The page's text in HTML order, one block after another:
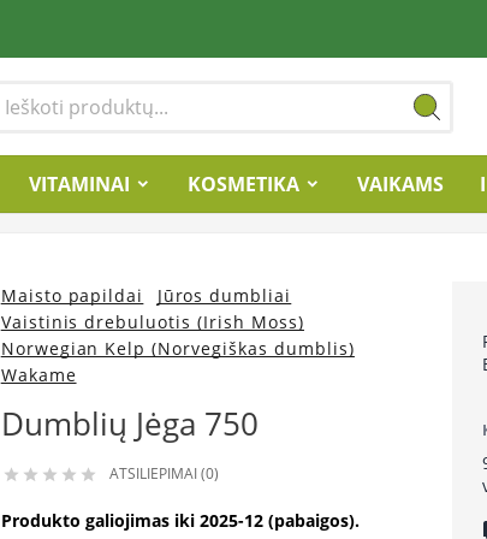
VITAMINAI KOSMETIKA VAIKAMS
Maisto papildai
Jūros dumbliai
Vaistinis drebuluotis (Irish Moss)
Norwegian Kelp (Norvegiškas dumblis)
Wakame
Dumblių Jėga 750
     ATSILIEPIMAI (0)
Produkto galiojimas iki 2025-12 (pabaigos).